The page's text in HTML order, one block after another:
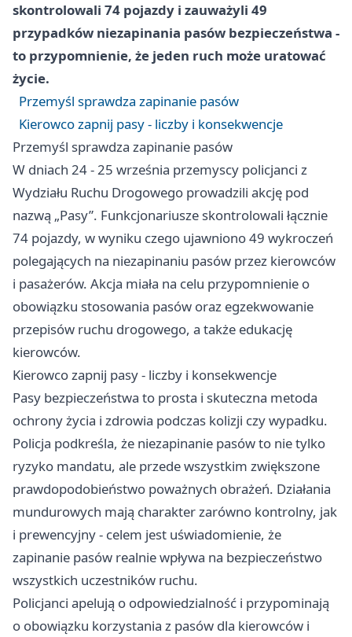
skontrolowali 74 pojazdy i zauważyli 49
przypadków niezapinania pasów bezpieczeństwa -
to przypomnienie, że jeden ruch może uratować
życie.
Przemyśl sprawdza zapinanie pasów
Kierowco zapnij pasy - liczby i konsekwencje
Przemyśl sprawdza zapinanie pasów
W dniach 24 - 25 września przemyscy policjanci z
Wydziału Ruchu Drogowego prowadzili akcję pod
nazwą „Pasy”. Funkcjonariusze skontrolowali łącznie
74 pojazdy, w wyniku czego ujawniono 49 wykroczeń
polegających na niezapinaniu pasów przez kierowców
i pasażerów. Akcja miała na celu przypomnienie o
obowiązku stosowania pasów oraz egzekwowanie
przepisów ruchu drogowego, a także edukację
kierowców.
Kierowco zapnij pasy - liczby i konsekwencje
Pasy bezpieczeństwa to prosta i skuteczna metoda
ochrony życia i zdrowia podczas kolizji czy wypadku.
Policja podkreśla, że niezapinanie pasów to nie tylko
ryzyko mandatu, ale przede wszystkim zwiększone
prawdopodobieństwo poważnych obrażeń. Działania
mundurowych mają charakter zarówno kontrolny, jak
i prewencyjny - celem jest uświadomienie, że
zapinanie pasów realnie wpływa na bezpieczeństwo
wszystkich uczestników ruchu.
Policjanci apelują o odpowiedzialność i przypominają
o obowiązku korzystania z pasów dla kierowców i